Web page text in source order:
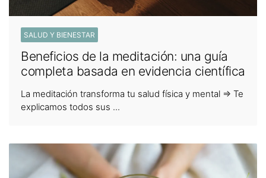
SALUD Y BIENESTAR
Beneficios de la meditación: una guía
completa basada en evidencia científica
La meditación transforma tu salud física y mental ⇒ Te
explicamos todos sus ...